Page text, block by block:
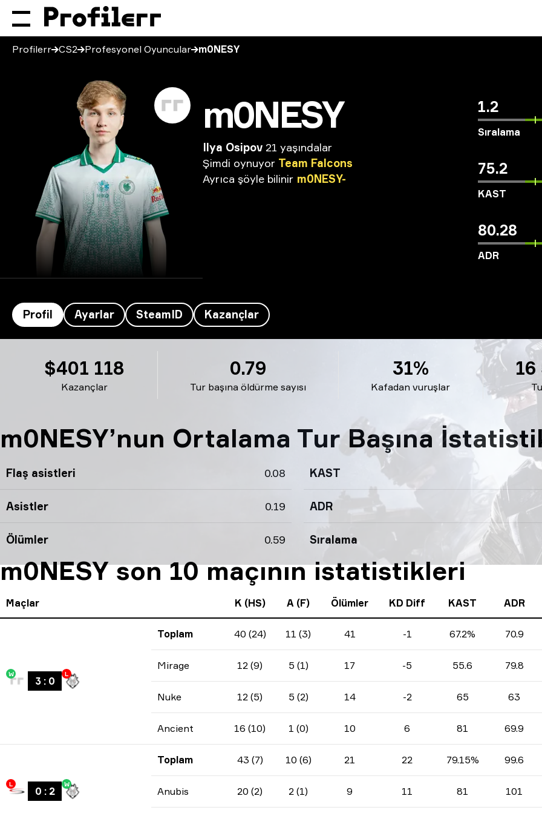
Profilerr CS2 Profesyonel Oyuncular m0NESY
m0NESY
Ilya Osipov 21 yaşındalar
Şimdi oynuyor Team Falcons
Ayrıca şöyle bilinir m0NESY-
1.2
Sıralama
75.2
KAST
80.28
ADR
Profil Ayarlar SteamID Kazançlar
Kazançlar
$401 118
Tur başına öldürme sayısı
0.79
Kafadan vuruşlar
31% 16
m0NESY’nun Ortalama Tur Başına
Flaş asistleri 0.08 KAST
Asistler 0.19 ADR
Ölümler 0.59 Sıralama
m0NESY son 10 maçının istatistikleri
Maçlar K (HS) A (F) Ölümler KD Diff KAST ADR
W
3: 0
L
Toplam 40 (24) 11 (3) 41 -1 67.2% 70.9
Mirage 12 (9) 5 (1) 17 -5 55.6 79.8
Nuke 12 (5) 5 (2) 14 -2 65 63
Ancient 16 (10) 1 (0) 10 6 81 69.9
L
0 : 2
W
Toplam 43 (7) 10 (6) 21 22 79.15% 99.6
Anubis 20 (2) 2 (1) 9 11 81 101